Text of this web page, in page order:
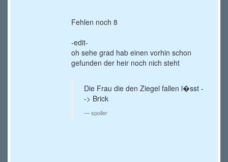
Fehlen noch 8
-edit-
oh sehe grad hab einen vorhin schon
gefunden der heir noch nich steht
Die Frau die den Ziegel fallen l�sst -
-> Brick
spoiler